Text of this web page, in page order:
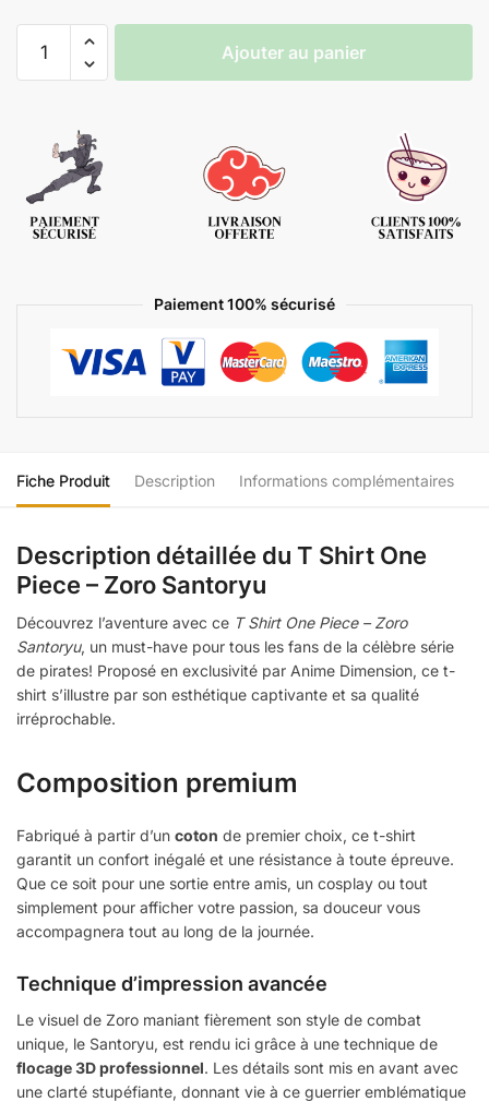
Ajouter au panier
Paiement 100% sécurisé
Fiche Produit Description Informations complémentaires
Description détaillée du T Shirt One
Piece – Zoro Santoryu
Découvrez l’aventure avec ce T Shirt One Piece – Zoro
Santoryu, un must-have pour tous les fans de la célèbre série
de pirates! Proposé en exclusivité par Anime Dimension, ce t-
shirt s’illustre par son esthétique captivante et sa qualité
irréprochable.
Composition premium
Fabriqué à partir d’un coton de premier choix, ce t-shirt
garantit un confort inégalé et une résistance à toute épreuve.
Que ce soit pour une sortie entre amis, un cosplay ou tout
simplement pour afficher votre passion, sa douceur vous
accompagnera tout au long de la journée.
Technique d’impression avancée
Le visuel de Zoro maniant fièrement son style de combat
unique, le Santoryu, est rendu ici grâce à une technique de
flocage 3D professionnel. Les détails sont mis en avant avec
une clarté stupéfiante, donnant vie à ce guerrier emblématique